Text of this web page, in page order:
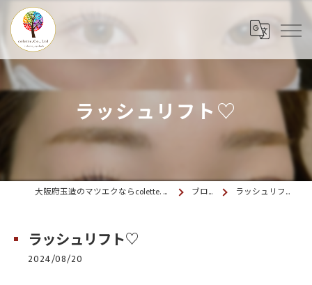
ラッシュリフト♡
大阪府玉造のマツエクならcolette. 玉造 ブログ ラッシュリフト♡
ラッシュリフト♡
2024/08/20